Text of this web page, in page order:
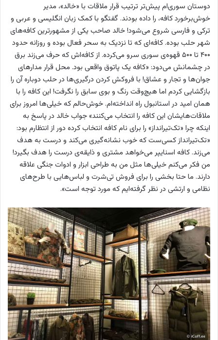
دوستان سوری‌ام پیش‌تر ترتیب قرار ملاقات با «خالد»، مدیر
خوش‌برخورد کافه، را داده بودند. گفتگو با کمک زبان انگلیسی و عربی و
ترکی و فارسی شروع می‌شود! خالد صاحب یکی از مشهورترین کافه‌های
شهر حلب بوده. کافه‌ای که تا نزدیک به سحر فعال بوده و روزانه حدود
۴۰۰ تا ۵۰۰ قهوه‌ی سوری سرو می‌کرده. از کافه‌اش که حرف می‌زند برق
در چشمانش می‌دود: «کافه یک پاتوق واقعی بود. محل قرار مدارهای
جوان‌ها و تجار و عشاق! با فروکش کردن درگیری‌ها در حلب دوباره آن را
بازگشایی کردم اما هیچ‌وقت رنگ و بوی سابق را نگرفت! این کافه را با
همان امید در استانبول راه انداخته‌ام. خوش‌حالم که خیلی‌ها امروز برای
ملاقات‌هایشان این کافه را انتخاب می‌کنند» جواب خالد در پاسخ به
اینکه چرا «تک‌تیرانداز» را برای نام کافه انتخاب کرده دور از انتظارم بود:
«تک‌تیرانداز کسی‌ست که خوب نشانه‌گیری می‌کند و درست به هدف
می‌زند. کافه اسنایپر می‌خواهد مشتری و ذایقه‌ی درست را هدف بگیرد!
من فکر می‌کنم خیلی‌ها مثل من به طراحی ابزار و ادوات جنگی علاقه‌
دارند. ما حتا بخشی را برای فروش تی‌شرت و لباس‌هایی با طرح‌های
نظامی و ارتشی در نظر گرفته‌ایم که مورد توجه است».